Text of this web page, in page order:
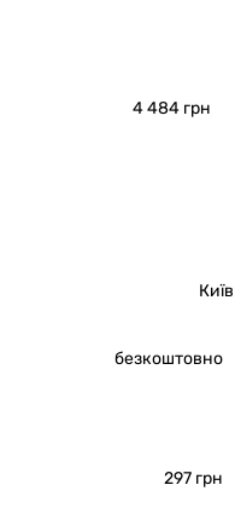
4 484 грн
Київ
безкоштовно
297 грн